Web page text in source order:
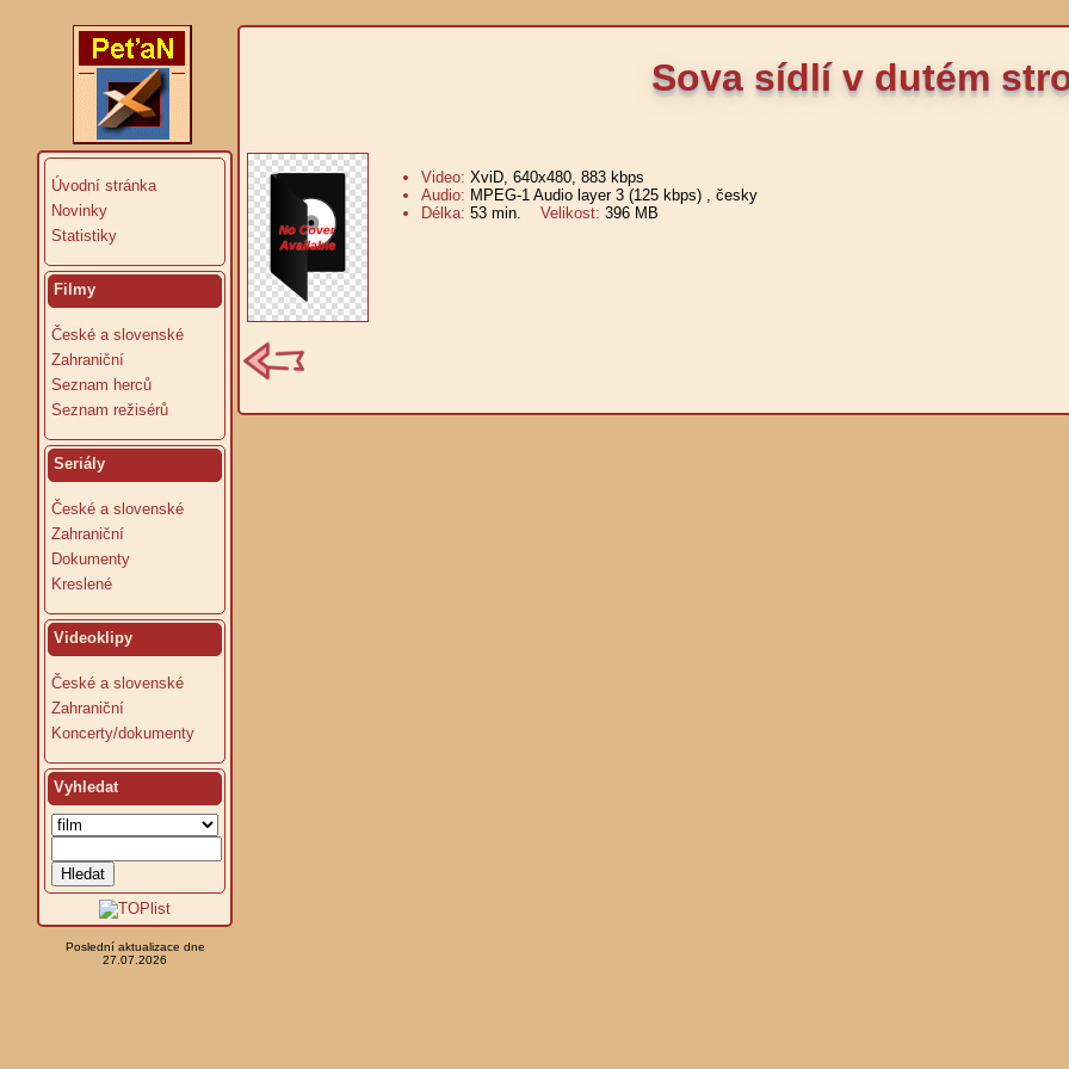
Úvodní stránka
Novinky
Statistiky
Filmy
České a slovenské
Zahraniční
Seznam herců
Seznam režisérů
Seriály
České a slovenské
Zahraniční
Dokumenty
Kreslené
Videoklipy
České a slovenské
Zahraniční
Koncerty/dokumenty
Vyhledat
Poslední aktualizace dne
27.07.2026
Sova sídlí v dutém
Video: XviD, 640x480, 883 kbps
Audio: MPEG-1 Audio layer 3 (125 kbps) , česky
Délka: 53 min. Velikost: 396 MB